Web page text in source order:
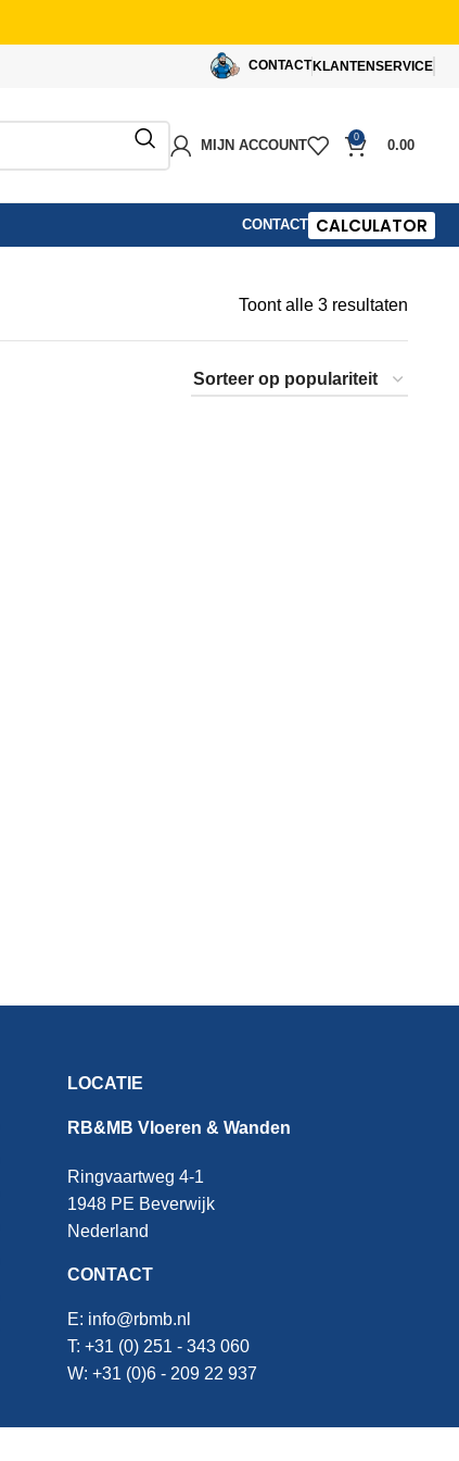
CONTACT KLANTENSERVICE
MIJN ACCOUNT
0
0.00
CONTACT CALCULATOR
Toont alle 3 resultaten
LOCATIE
RB&MB Vloeren & Wanden
Ringvaartweg 4-1
1948 PE Beverwijk
Nederland
CONTACT
E: info@rbmb.nl
T: +31 (0) 251 - 343 060
W: +31 (0)6 - 209 22 937